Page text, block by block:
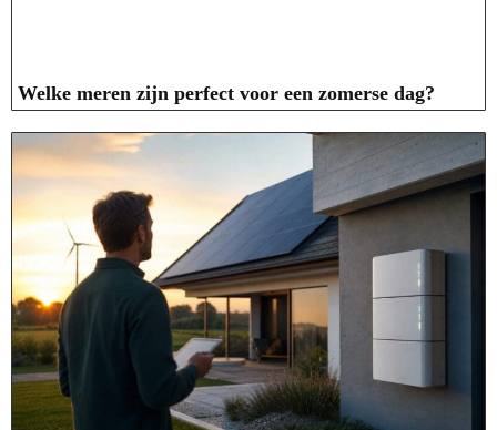
Welke meren zijn perfect voor een zomerse dag?